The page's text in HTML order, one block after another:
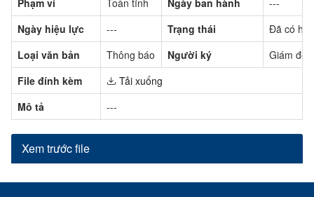
Phạm vi
Toàn tỉnh Ngày ban hành
---
Ngày hiệu lực
--- Trạng thái
Đã có
Loại văn bản
Thông báo Người ký
Giám
File đính kèm
Tải xuống
Mô tả
---
Xem trước file